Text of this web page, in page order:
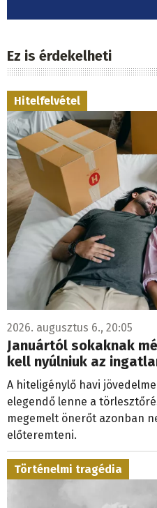
Ez is érdekelheti
Hitelfelvétel
2026. augusztus 6., 20:05
Januártól sokaknak
kell nyúlniuk az
A hiteligénylő havi
elegendő lenne a
megemelt önerőt azonban
előteremteni.
Történelmi tragédia